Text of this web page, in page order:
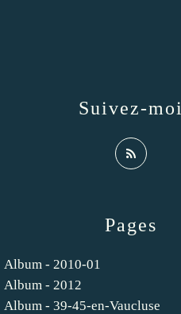
Pages
Album - 2010-01
Album - 2012
Album - 39-45-en-Vaucluse
Suivez-moi